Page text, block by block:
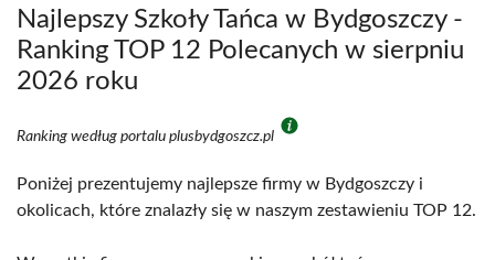
Najlepszy Szkoły Tańca w Bydgoszczy -
Ranking TOP 12 Polecanych w sierpniu
2026 roku
Ranking według portalu plusbydgoszcz.pl
Poniżej prezentujemy najlepsze firmy w Bydgoszczy i
okolicach, które znalazły się w naszym zestawieniu TOP 12.